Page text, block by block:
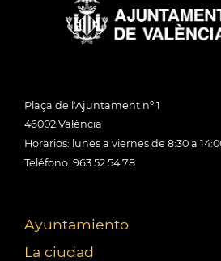
Plaça de l'Ajuntament nº 1
46002 València
Horarios: lunes a viernes de 8:30 a
Teléfono: 963 52 54 78
Ayuntamiento
La ciudad